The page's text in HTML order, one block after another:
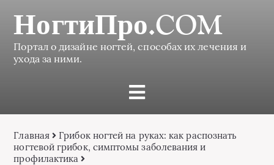
НогтиПро.COM
Портал о дизайне ногтей, способах их лечения и
ухода за ними.
Главная
Грибок ногтей на руках: как распознать
ногтевой грибок, симптомы заболевания и
профилактика